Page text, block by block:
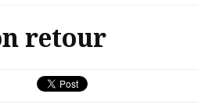
retour